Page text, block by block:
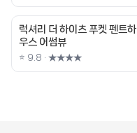
럭셔리 더 하이츠 푸켓 펜트하
우스 어썸뷰
⭐ 9.8 · ★★★★